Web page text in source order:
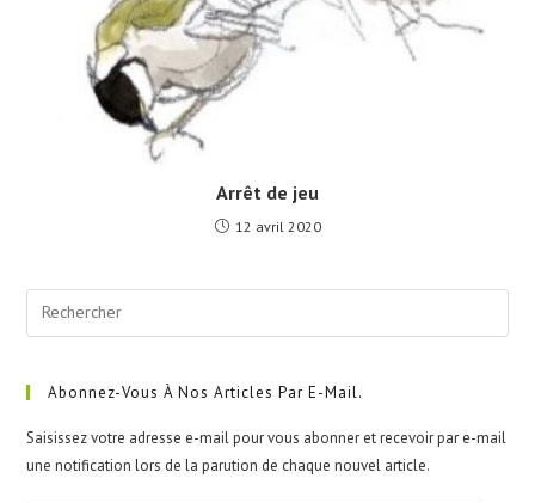
Arrêt de jeu
12 avril 2020
Abonnez-Vous À Nos Articles Par E-Mail.
Saisissez votre adresse e-mail pour vous abonner et recevoir par e-mail
une notification lors de la parution de chaque nouvel article.